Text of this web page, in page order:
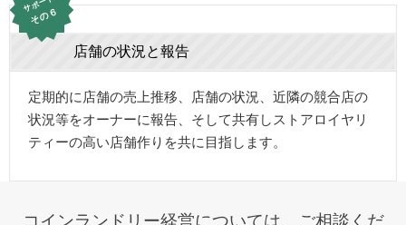
その６
店舗の状況と報告
定期的に店舗の売上推移、店舗の状況、近隣の競合店の
状況等をオーナーに報告、そして共有しストアロイヤリ
ティーの高い店舗作りを共に目指します。